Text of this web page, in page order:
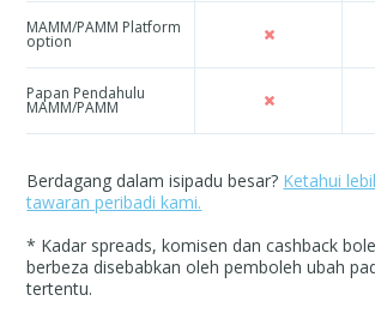
MAMM/PAMM Platform
option
Papan Pendahulu
MAMM/PAMM
Berdagang dalam isipadu besar? Ketahui
tawaran peribadi kami.
* Kadar spreads, komisen dan cashback
berbeza disebabkan oleh pemboleh ubah
tertentu.